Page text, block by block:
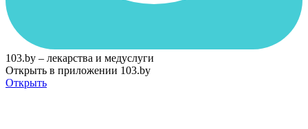
103.by – лекарства и медуслуги
Открыть в приложении 103.by
Открыть